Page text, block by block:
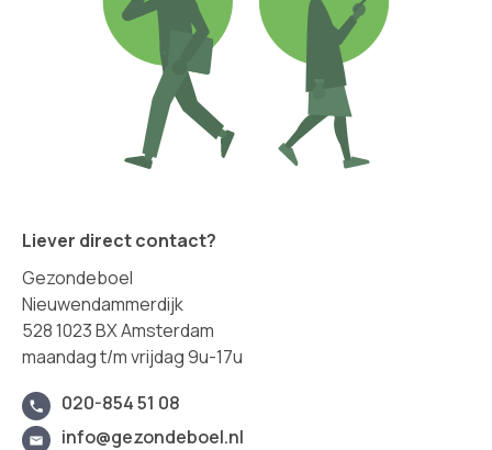
Liever direct contact?
Gezondeboel
Nieuwendammerdijk
528 1023 BX Amsterdam
maandag t/m vrijdag 9u-17u
020-854 51 08
info@gezondeboel.nl